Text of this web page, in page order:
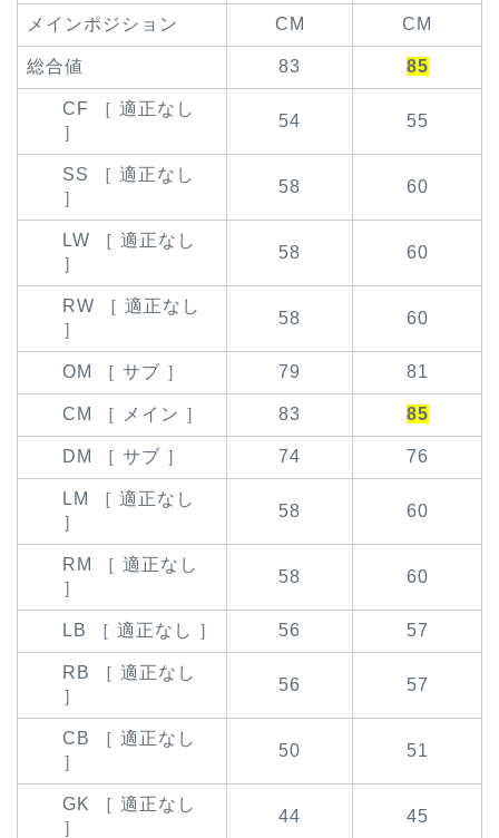
メインポジション CM CM
総合値 83 85
CF ［ 適正なし
］
54 55
SS ［ 適正なし
］
58 60
LW ［ 適正なし
］
58 60
RW ［ 適正なし
］
58 60
OM ［ サブ ］ 79 81
CM ［ メイン ］ 83 85
DM ［ サブ ］ 74 76
LM ［ 適正なし
］
58 60
RM ［ 適正なし
］
58 60
LB ［ 適正なし ］ 56 57
RB ［ 適正なし
］
56 57
CB ［ 適正なし
］
50 51
GK ［ 適正なし
］
44 45